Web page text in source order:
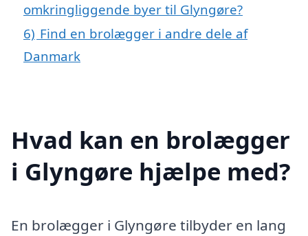
omkringliggende byer til Glyngøre?
6) Find en brolægger i andre dele af
Danmark
Hvad kan en brolægger
i Glyngøre hjælpe med?
En brolægger i Glyngøre tilbyder en lang